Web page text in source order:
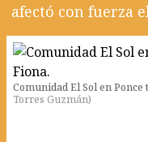
afectó con fuerza
Comunidad El Sol en
Torres Guzmán)